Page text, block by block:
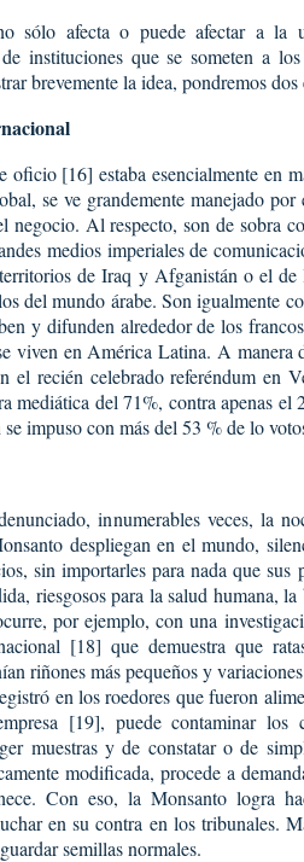
sólo afecta o puede afectar a la
instituciones que se someten a
brevemente la idea, pondremos
oficio [16] estaba esencialmente en
se ve grandemente manejado por
negocio. Al respecto, son de sobra
medios imperiales de
de Iraq y Afganistán o el de
del mundo árabe. Son igualmente
y difunden alrededor de los
viven en América Latina. A manera
el recién celebrado referéndum en
mediática del 71%, contra apenas el
impuso con más del 53 % de lo
innumerables veces, la
despliegan en el mundo,
sin importarles para nada que sus
riesgosos para la salud humana,
por ejemplo, con una
[18] que demuestra que
riñones más pequeños y
en los roedores que fueron
[19], puede contaminar los
muestras y de constatar o de
modificada, procede a
Con eso, la Monsanto logra
en su contra en los tribunales.
semillas normales.